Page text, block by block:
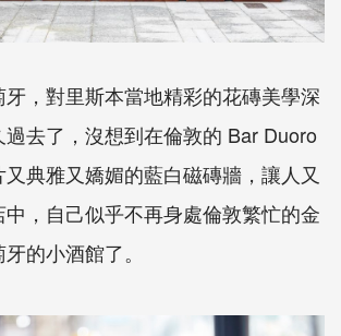
，對里斯本當地精彩的花磚美學深
去了，沒想到在倫敦的 Bar Duoro
典雅又嬌媚的藍白磁磚牆，讓人又
，自己似乎不再身處倫敦繁忙的金
的小酒館了。